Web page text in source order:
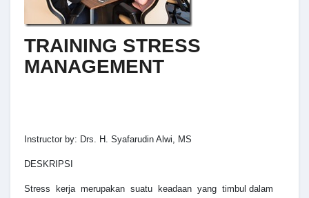
TRAINING STRESS
MANAGEMENT
Instructor by: Drs. H. Syafarudin Alwi, MS
DESKRIPSI
Stress kerja merupakan suatu keadaan yang timbul dalam